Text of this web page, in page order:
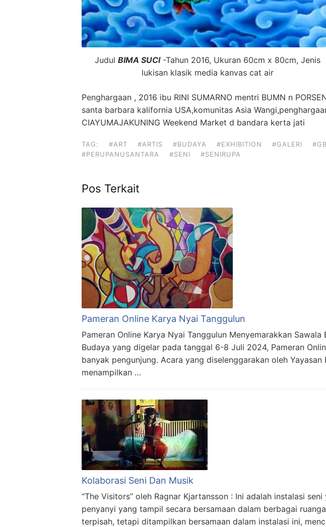
Judul BIMA SUCI-Tahun 2016, Ukuran 60cm x 80cm, Jenis
lukisan klasik media kanvas cat air
Penghargaan , 2016 ibu RINI SUMARNO mentri BUMN n
santa barbara kalifornia USA,komunitas Asia
CIAYUMAJAKUNING Weekend Market d bandara kerta jati
TAG: #ART #ARTIS #BUDAYA #EXHIBITION #GALERI
#PERUPANUSANTARA
#SENI #SENIRUPA
Pos Terkait
Pameran Online Karya Nyai Tanggulun
Pameran Online Karya Nyai Tanggulun Menyemarakkan
Budaya yang digelar pada tanggal 6-8 Juli 2024, Pameran
banyak pengunjung. Acara yang diselenggarakan oleh
menampilkan …
Kolaborasi Seni Dan Musik
“The Visitors” oleh Ragnar Kjartansson : Ini adalah instalasi
penyanyi yang tampil secara bersamaan dalam berbagai
terpisah, tetapi ditampilkan bersamaan dalam instalasi ini,